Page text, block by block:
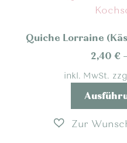
Quiche Lorraine
2,40 €
inkl. MwSt.